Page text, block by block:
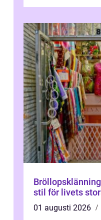
Bröllopsklänningar så hittar
stil för livets
01 augusti 2026